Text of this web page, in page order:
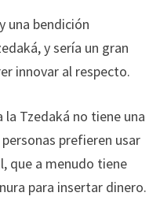
una bendición
y sería un gran
innovar al respecto.
Tzedaká no tiene una
prefieren usar
que a menudo tiene
para insertar dinero.